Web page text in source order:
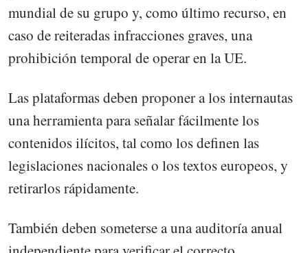
mundial de su grupo y, como último recurso, en
caso de reiteradas infracciones graves, una
prohibición temporal de operar en la UE.
Las plataformas deben proponer a los internautas
una herramienta para señalar fácilmente los
contenidos ilícitos, tal como los definen las
legislaciones nacionales o los textos europeos, y
retirarlos rápidamente.
También deben someterse a una auditoría anual